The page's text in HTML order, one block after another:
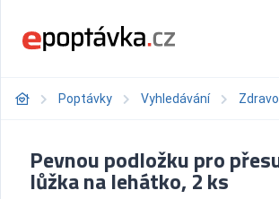
Poptávky Vyhledávání
Pevnou podložku pro
lůžka na lehátko, 2 ks